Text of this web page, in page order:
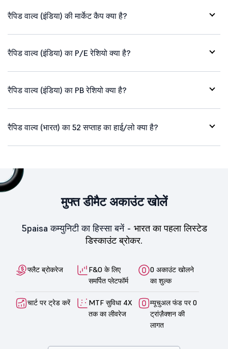
रैपिड वाल्व (इंडिया) की मार्केट कैप क्या है?
रैपिड वाल्व (इंडिया) का P/E रेशियो क्या है?
रैपिड वाल्व (इंडिया) का PB रेशियो क्या है?
रैपिड वाल्व (भारत) का 52 सप्ताह का हाई/लो क्या है?
मुफ्त डीमैट अकाउंट खोलें
5paisa कम्युनिटी का हिस्सा बनें - भारत का पहला लिस्टेड
डिस्काउंट ब्रोकर.
फ्लैट ब्रोकरेज
F&O के लिए
समर्पित प्लेटफॉर्म
0 अकाउंट खोलने
का शुल्क
चार्ट पर ट्रेड करें
MTF सुविधा 4X
तक का लीवरेज
म्यूचुअल फंड पर 0
ट्रांज़ैक्शन की
लागत